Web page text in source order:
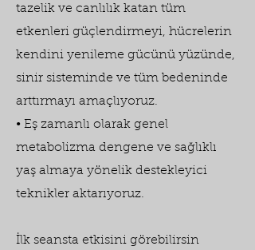
tazelik ve canlılık katan tüm
etkenleri güçlendirmeyi, hücrelerin
kendini yenileme gücünü yüzünde,
sinir sisteminde ve tüm bedeninde
arttırmayı amaçlıyoruz.
• Eş zamanlı olarak genel
metabolizma dengene ve sağlıklı
yaş almaya yönelik destekleyici
teknikler aktarıyoruz.
İlk seansta etkisini görebilirsin